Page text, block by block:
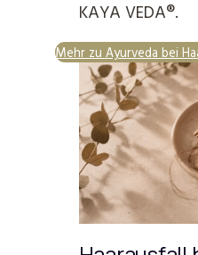
KAYA VEDA®.
Mehr zu Ayurveda bei